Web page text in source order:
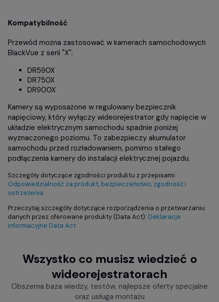
Kompatybilność
Przewód można zastosować w kamerach samochodowych
BlackVue z serii "X":
DR590X
DR750X
DR900X
Kamery są wyposażone w regulowany bezpiecznik
napięciowy, który wyłączy wideorejestrator gdy napięcie w
układzie elektrycznym samochodu spadnie poniżej
wyznaczonego poziomu. To zabezpieczy akumulator
samochodu przed rozładowaniem, pomimo stałego
podłączenia kamery do instalacji elektrycznej pojazdu.
Szczegóły dotyczące zgodności produktu z przepisami:
Odpowiedzialność za produkt, bezpieczeństwo, zgodność i
ostrzeżenia
Przeczytaj szczegóły dotyczące rozporządzenia o przetwarzaniu
danych przez oferowane produkty (Data Act): Deklaracje
informacyjne Data Act
Wszystko co musisz wiedzieć o
wideorejestratorach
Obszerna baza wiedzy, testów, najlepsze oferty specjalne
oraz usługa montażu